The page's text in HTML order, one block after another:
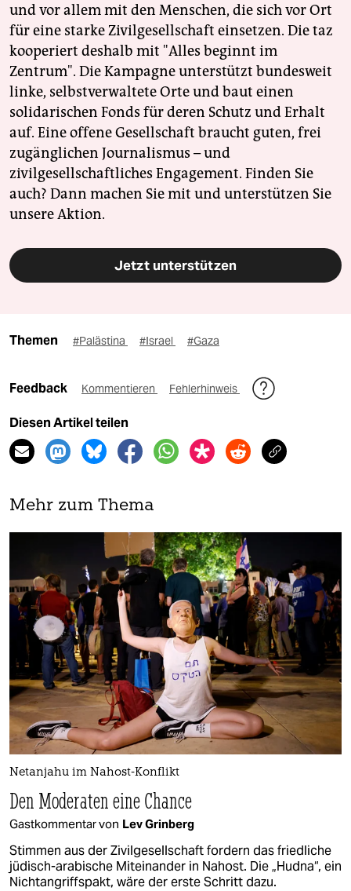
und vor allem mit den Menschen, die sich vor Ort
für eine starke Zivilgesellschaft einsetzen. Die taz
kooperiert deshalb mit "Alles beginnt im
Zentrum". Die Kampagne unterstützt bundesweit
linke, selbstverwaltete Orte und baut einen
solidarischen Fonds für deren Schutz und Erhalt
auf. Eine offene Gesellschaft braucht guten, frei
zugänglichen Journalismus – und
zivilgesellschaftliches Engagement. Finden Sie
auch? Dann machen Sie mit und unterstützen Sie
unsere Aktion.
Jetzt unterstützen
Themen #Palästina #Israel #Gaza
Feedback Kommentieren Fehlerhinweis
Diesen Artikel teilen
Mehr zum Thema
Netanjahu im Nahost-Konflikt
Den Moderaten eine Chance
Gastkommentar von Lev Grinberg
Stimmen aus der Zivilgesellschaft fordern das friedliche
jüdisch-arabische Miteinander in Nahost. Die „Hudna“, ein
Nichtangriffspakt, wäre der erste Schritt dazu.